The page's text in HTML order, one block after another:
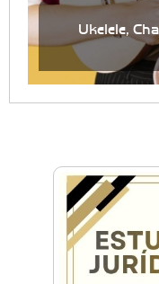
Ukelele,